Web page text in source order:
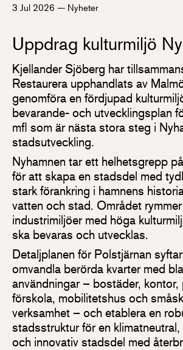
3 Jul 2026 — Nyheter
Uppdrag kulturmiljö
Kjellander Sjöberg har
Restaurera upphandlats av
genomföra en fördjupad
bevarande- och utvecklingsplan
mfl som är nästa stora steg i
stadsutveckling.
Nyhamnen tar ett helhetsgrepp
för att skapa en stadsdel med
stark förankring i hamnens
vatten och stad. Området
industrimiljöer med höga
ska bevaras och utvecklas.
Detaljplanen för Polstjärnan
omvandla berörda kvarter med
användningar – bostäder, kontor,
förskola, mobilitetshus och
verksamhet – och etablera en
stadsstruktur för en klimatneutral,
och innovativ stadsdel med